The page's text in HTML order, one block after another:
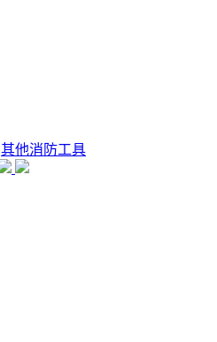
其他消防工具